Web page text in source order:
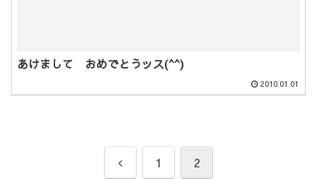
あけまして おめでとうッス(^^)
2010.01.01
前 1 2